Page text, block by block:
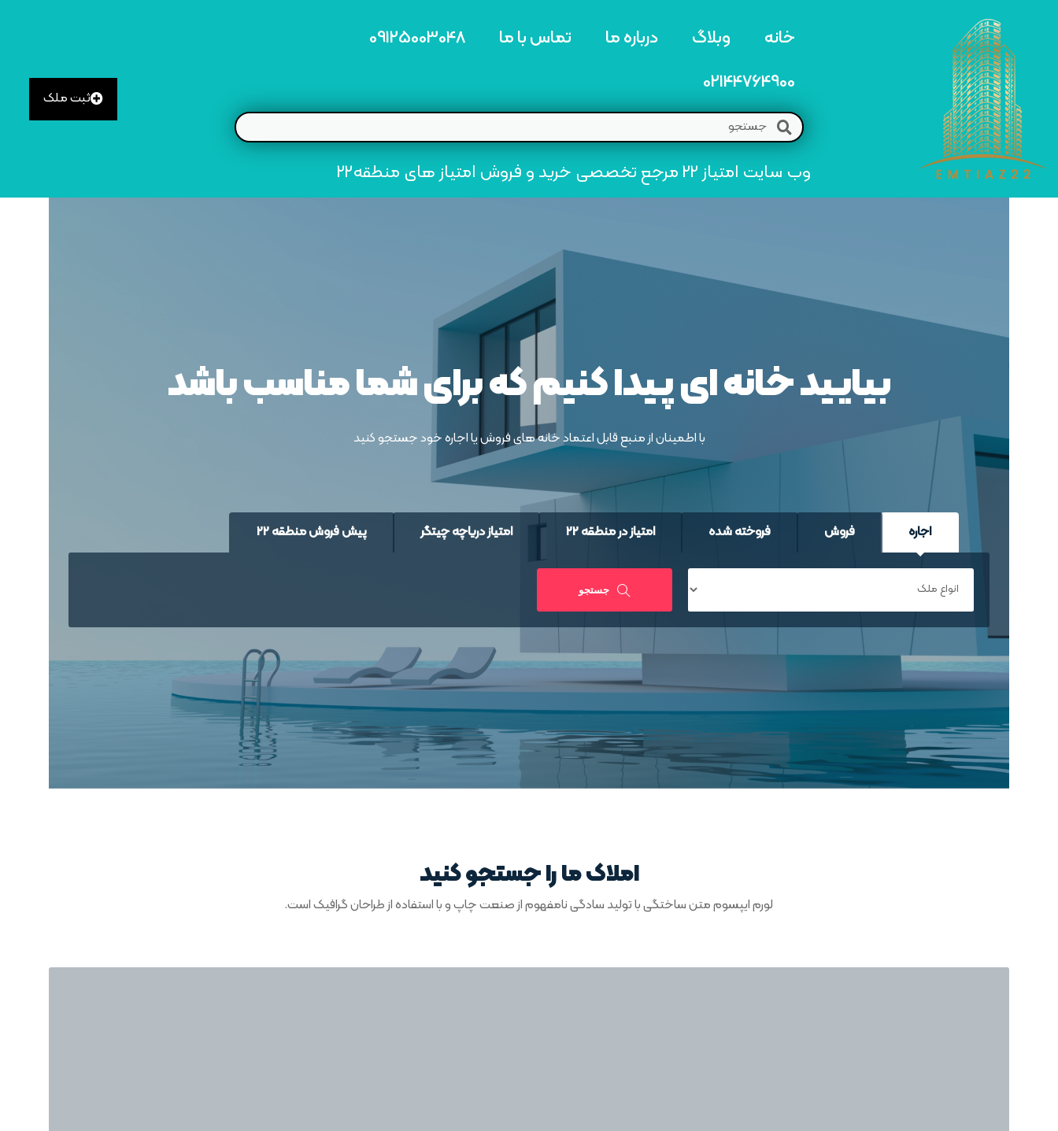
خانه وبلاگ درباره ما تماس با ما
09125003048
02144764900
وب سایت امتیاز 22 مرجع تخصصی خرید و فروش امتیاز های منطقه22
ثبت ملک
بیایید خانه ای پیدا کنیم که برای شما مناسب باشد
با اطمینان از منبع قابل اعتماد خانه های فروش یا اجاره خود جستجو کنید
اجاره فروش فروخته شده امتیاز در منطقه 22 امتیاز دریاچه چیتگر پیش فروش منطقه 22
جستجو
املاک ما را جستجو کنید
لورم ایپسوم متن ساختگی با تولید سادگی نامفهوم از صنعت چاپ و با استفاده از طراحان گرافیک است.